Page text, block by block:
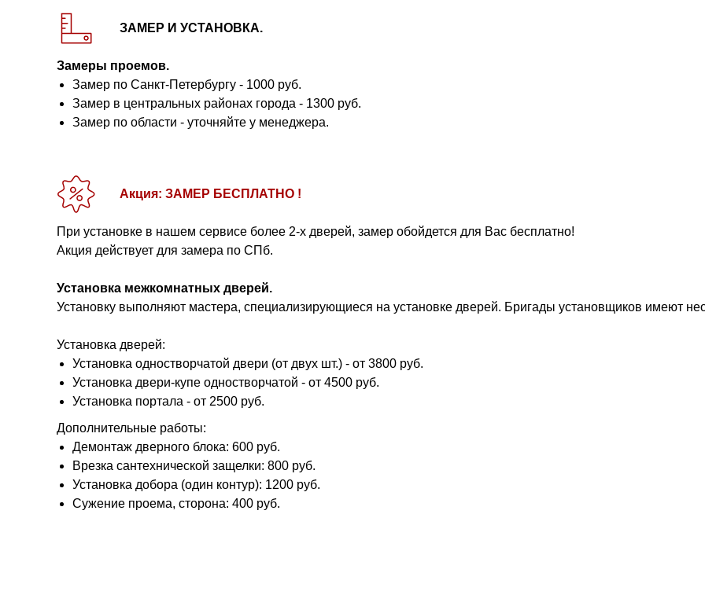
ЗАМЕР И УСТАНОВКА.
Замеры проемов.
Замер по Санкт-Петербургу - 1000 руб.
Замер в центральных районах города - 1300 руб.
Замер по области - уточняйте у менеджера.
Акция: ЗАМЕР БЕСПЛАТНО !
При установке в нашем сервисе более 2-х дверей, замер обойдется для Вас бесплатно!
Акция действует для замера по СПб.
Установка межкомнатных дверей.
Установку выполняют мастера, специализирующиеся на установке дверей. Бригады установщиков имеют
Установка дверей:
Установка одностворчатой двери (от двух шт.) - от 3800 руб.
Установка двери-купе одностворчатой - от 4500 руб.
Установка портала - от 2500 руб.
Дополнительные работы:
Демонтаж дверного блока: 600 руб.
Врезка сантехнической защелки: 800 руб.
Установка добора (один контур): 1200 руб.
Сужение проема, сторона: 400 руб.